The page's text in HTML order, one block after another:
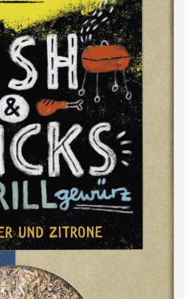
Detail
Detail
Detail
Detail